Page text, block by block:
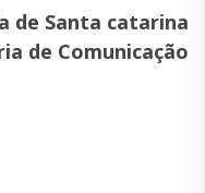
de Santa catarina
de Comunicação